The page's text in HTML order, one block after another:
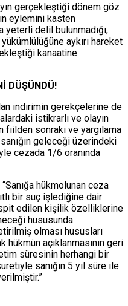
gerçekleştiği dönem göz
eylemini kasten
delil bulunmadığı,
aykırı hareket
kanaatine
DÜŞÜNDÜ!
indirimin gerekçelerine de
istikrarlı ve olayın
fiilden sonraki ve yargılama
geleceği üzerindeki
cezada 1/6 oranında
hükmolunan ceza
bir suç işlediğine dair
edilen kişilik özelliklerine
hususunda
olması hususları
açıklanmasının geri
süresinin herhangi bir
sanığın 5 yıl süre ile